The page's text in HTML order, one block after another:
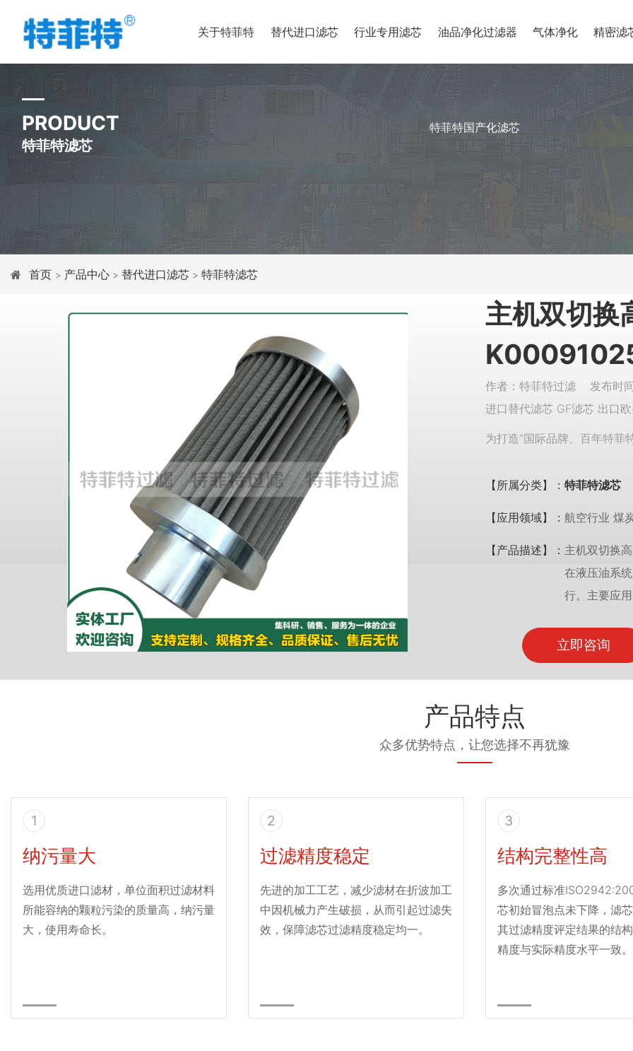
关于特菲特 替代进口滤芯 行业专用滤芯 油品净化过滤器 气体净化 精密滤
PRODUCT
特菲特滤芯
特菲特国产化滤芯
首页 > 产品中心 > 替代进口滤芯 > 特菲特滤芯
主机双切换
作者：特菲特过滤 发布时
进口替代滤芯 GF滤芯 出口
为打造“国际品牌、百年特菲
【所属分类】： 特菲特滤芯
【应用领域】： 航空行业 煤
【产品描述】： 主机双切换
在液压油系
行。主要应
立即咨询
产品特点
众多优势特点，让您选择不再犹豫
1
纳污量大
选用优质进口滤材，单位面积过滤材料
所能容纳的颗粒污染的质量高，纳污量
大，使用寿命长。
2
过滤精度稳定
先进的加工工艺，减少滤材在折波加工
中因机械力产生破损，从而引起过滤失
效，保障滤芯过滤精度稳定均一。
3
结构完整性高
多次通过标准
芯初始冒泡点未下降，滤
其过滤精度评定结果的结
精度与实际精度水平一致。